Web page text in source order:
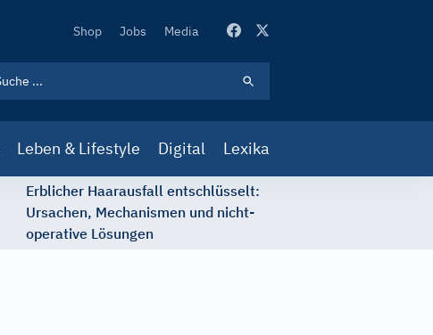
Secondary
Shop Jobs Media
Leben & Lifestyle Digital Lexika
Erblicher Haarausfall entschlüsselt:
Ursachen, Mechanismen und nicht-
operative Lösungen